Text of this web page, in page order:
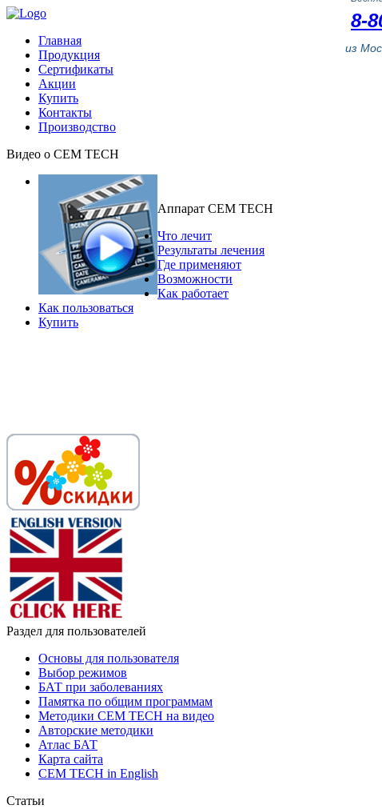
8-
из
Главная
Продукция
Сертификаты
Акции
Купить
Контакты
Производство
Видео о CEM TECH
Аппарат CEM TECH
Что лечит
Результаты лечения
Где применяют
Возможности
Как работает
Как пользоваться
Купить
Раздел для пользователей
Основы для пользователя
Выбор режимов
БАТ при заболеваниях
Памятка по общим программам
Методики СЕМ ТЕСН на видео
Авторские методики
Атлас БАТ
Карта сайта
CEM TECH in English
Статьи